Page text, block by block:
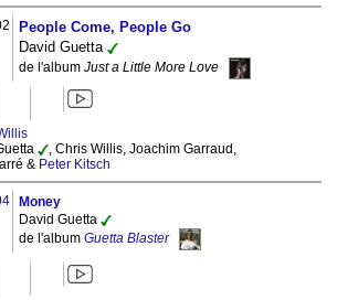
People Come, People Go
David Guetta
de l'album Just a Little More Love
, Chris Willis, Joachim Garraud,
& Peter Kitsch
Money
David Guetta
de l'album Guetta Blaster